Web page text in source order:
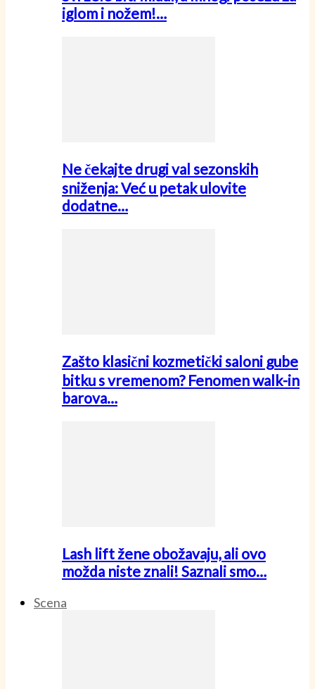
iglom i nožem!…
Ne čekajte drugi val sezonskih
sniženja: Već u petak ulovite
dodatne…
Zašto klasični kozmetički saloni gube
bitku s vremenom? Fenomen walk-in
barova…
Lash lift žene obožavaju, ali ovo
možda niste znali! Saznali smo…
Scena